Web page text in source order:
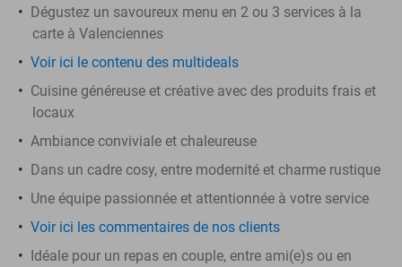
Dégustez un savoureux menu en 2 ou 3 services à la
carte à Valenciennes
Voir ici le contenu des multideals
Cuisine généreuse et créative avec des produits frais et
locaux
Ambiance conviviale et chaleureuse
Dans un cadre cosy, entre modernité et charme rustique
Une équipe passionnée et attentionnée à votre service
Voir ici les commentaires de nos clients
Idéale pour un repas en couple, entre ami(e)s ou en